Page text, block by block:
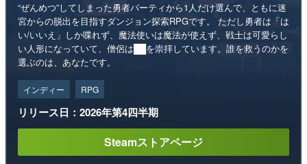
“ぜんめつ”してしまった勇者パーティから1人だけ選んで、ともに迷
宮からの脱出を目指すダンジョン探索RPGです。 ただし勇者は「は
い/いいえ」しか喋れず、魔法使いは魔法が使えず、戦士は可愛らし
い人形になっていて、僧侶は██を崇拝しています。誰を救うのかを
選ぶのは、あなたです。
インディー RPG
リリース日：2026年第4四半期
Steamストアページ